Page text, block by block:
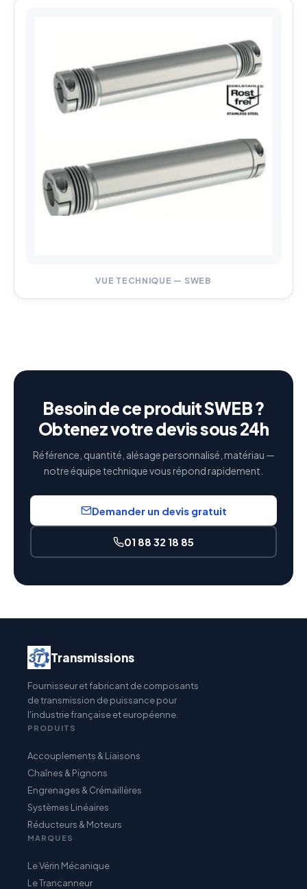
VUE TECHNIQUE — SWEB
Besoin de ce produit SWEB ?
Obtenez votre devis sous 24h
Référence, quantité, alésage personnalisé, matériau —
notre équipe technique vous répond rapidement.
Demander un devis gratuit
01 88 32 18 85
Transmissions
Fournisseur et fabricant de composants
de transmission de puissance pour
l'industrie française et européenne.
PRODUITS
Accouplements & Liaisons
Chaînes & Pignons
Engrenages & Crémaillères
Systèmes Linéaires
Réducteurs & Moteurs
MARQUES
Le Vérin Mécanique
Le Trancanneur